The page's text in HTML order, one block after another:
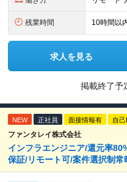
残業時間 10時間以
求人を見る
掲載終了予
NEW 正社員 面接情報有 自
ファンタレイ株式会社
インフラエンジニア/還元率
保証/リモート可/案件選択制常